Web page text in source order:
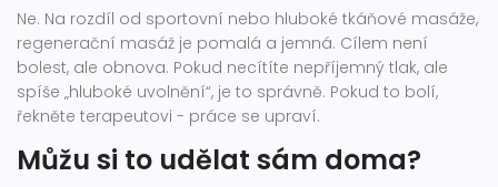
Ne. Na rozdíl od sportovní nebo hluboké tkáňové masáže,
regenerační masáž je pomalá a jemná. Cílem není
bolest, ale obnova. Pokud necítíte nepříjemný tlak, ale
spíše „hluboké uvolnění“, je to správně. Pokud to bolí,
řekněte terapeutovi - práce se upraví.
Můžu si to udělat sám doma?